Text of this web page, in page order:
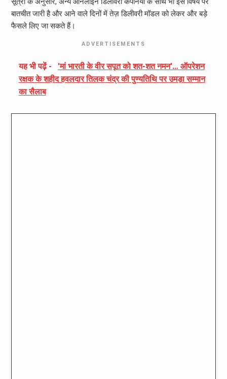
बातचीत जारी है और आने वाले दिनों में तेज़ डिलीवरी मॉडल को लेकर और बड़े
फैसले लिए जा सकते हैं।
ADVERTISEMENTS
यह भी पढ़ें -
'मां भारती के वीर सपूत को शत-शत नमन'… ऑपरेशन
रक्षक के शहीद हवलदार तिलक चंद्र की पुण्यतिथि पर उमड़ा सम्मान
का सैलाब